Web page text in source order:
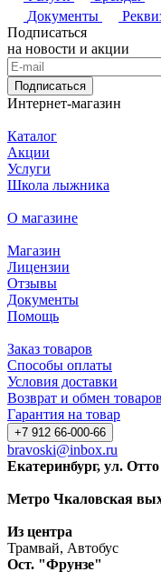
Документы
Подписаться
на новости и акции
Подписаться
Интернет-магазин
Каталог
Акции
Услуги
Школа лыжника
О магазине
Магазин
Лицензии
Отзывы
Документы
Помощь
Заказ товаров
Способы оплаты
Условия доставки
Возврат и обмен товаров
Гарантия на товар
+7 912 66-000-66
bravoski@inbox.ru
Екатеринбург, ул.
Метро Чкаловская
Из центра
Трамвай, Автобус
Ост. "Фрунзе"